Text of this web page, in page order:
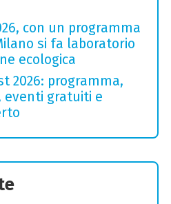
con un programma
si fa laboratorio
ecologica
2026: programma,
eventi gratuiti e